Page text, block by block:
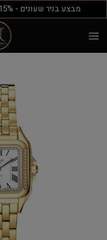
מבצע בניר שעונים - 15% הנחה עד סוף אפריל!